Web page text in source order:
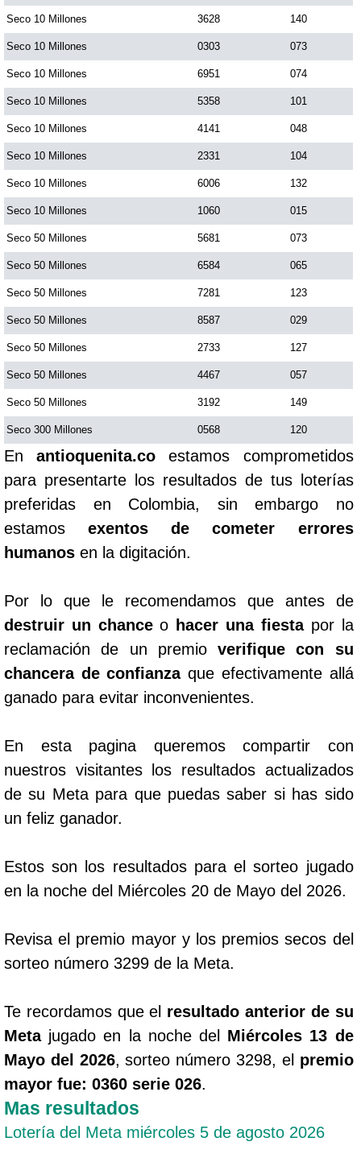
Seco 10 Millones 3628 140
Seco 10 Millones 0303 073
Seco 10 Millones 6951 074
Seco 10 Millones 5358 101
Seco 10 Millones 4141 048
Seco 10 Millones 2331 104
Seco 10 Millones 6006 132
Seco 10 Millones 1060 015
Seco 50 Millones 5681 073
Seco 50 Millones 6584 065
Seco 50 Millones 7281 123
Seco 50 Millones 8587 029
Seco 50 Millones 2733 127
Seco 50 Millones 4467 057
Seco 50 Millones 3192 149
Seco 300 Millones 0568 120
Enantioquenita.co estamos comprometidos
para presentarte los resultados de tus loterías
preferidas en Colombia, sin embargo no
estamosexentos de cometer errores
humanos en la digitación.
Por lo que le recomendamos que antes de
destruir un chanceo hacer una fiestapor la
reclamación de un premioverifique con su
chancera de confianzaque efectivamente allá
ganado para evitar inconvenientes.
En esta pagina queremos compartir con
nuestros visitantes los resultados actualizados
de su Meta para que puedas saber si has sido
un feliz ganador.
Estos son los resultados para el sorteo jugado
en la noche del Miércoles 20 de Mayo del 2026.
Revisa el premio mayor y los premios secos del
sorteo número 3299 de la Meta.
Te recordamos que el resultado anterior de su
Metajugado en la noche del Miércoles 13 de
Mayo del 2026, sorteo número 3298, el premio
mayor fue: 0360 serie 026.
Mas resultados
Lotería del Meta miércoles 5 de agosto 2026